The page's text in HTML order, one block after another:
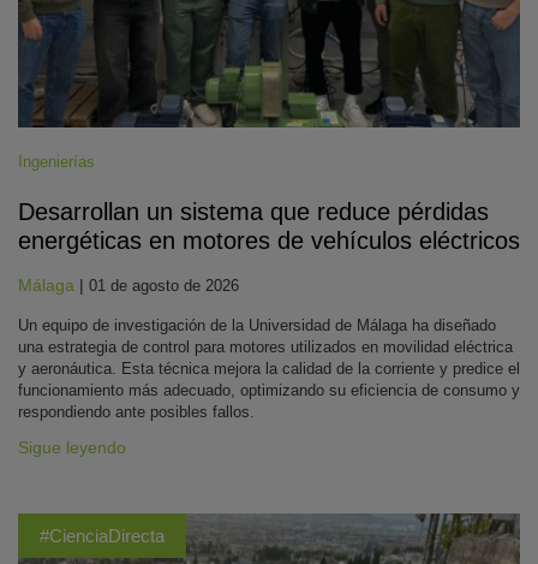
Ingenierías
Desarrollan un sistema que reduce pérdidas
energéticas en motores de vehículos eléctricos
Málaga | 01 de agosto de 2026
Un equipo de investigación de la Universidad de Málaga ha diseñado
una estrategia de control para motores utilizados en movilidad eléctrica
y aeronáutica. Esta técnica mejora la calidad de la corriente y predice el
funcionamiento más adecuado, optimizando su eficiencia de consumo y
respondiendo ante posibles fallos.
Sigue leyendo
#CienciaDirecta